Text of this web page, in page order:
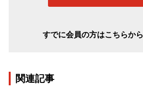
すでに会員の方はこちらから
関連記事